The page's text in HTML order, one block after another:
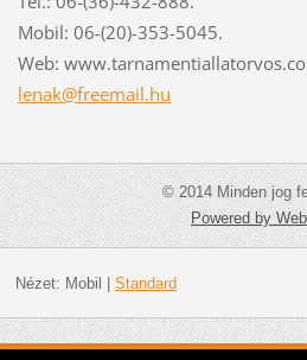
Mobil: 06-(20)-353-5045.
Web:
lenak@freemail.hu
© 2014 Minden jog
Powered by
Nézet: Mobil Standard